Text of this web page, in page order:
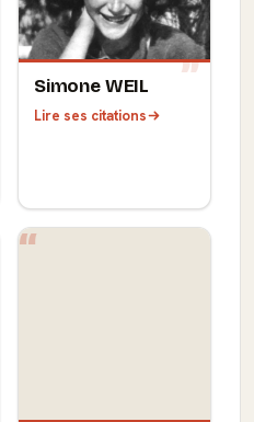
Simone WEIL
Lire ses citations